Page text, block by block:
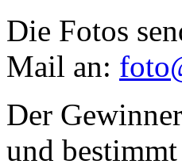
Die Fotos
Mail an:
Der
und